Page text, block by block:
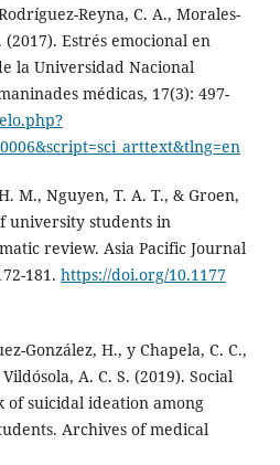
Reyna, C. A., Morales-
Estrés emocional en
la Universidad Nacional
médicas, 17(3): 497-
M., Nguyen, T. A. T., & Groen,
university students in
review. Asia Pacific Journal
181. https://doi.org/10.1177
González, H., y Chapela, C. C.,
A. C. S. (2019). Social
of suicidal ideation among
Archives of medical